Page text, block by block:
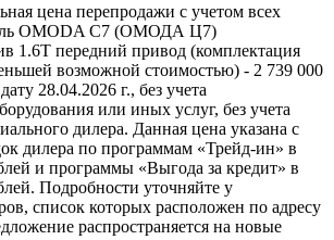
цена перепродажи с учетом всех
OMODA C7 (ОМОДА Ц7)
1.6T передний привод (комплектация
возможной стоимостью) - 2 739 000
28.04.2026 г., без учета
или иных услуг, без учета
дилера. Данная цена указана с
дилера по программам «Трейд-ин» в
и программы «Выгода за кредит» в
Подробности уточняйте у
список которых расположен по адресу
распространяется на новые